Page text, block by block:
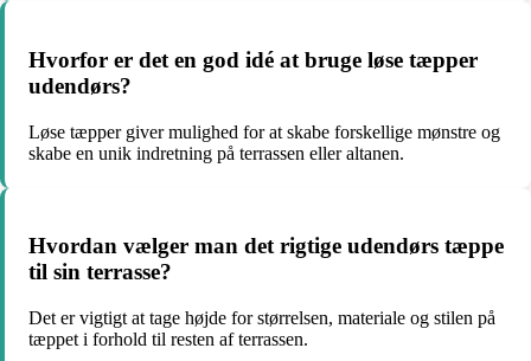
Hvorfor er det en god idé at bruge løse tæpper
udendørs?
Løse tæpper giver mulighed for at skabe forskellige mønstre og
skabe en unik indretning på terrassen eller altanen.
Hvordan vælger man det rigtige udendørs tæppe
til sin terrasse?
Det er vigtigt at tage højde for størrelsen, materiale og stilen på
tæppet i forhold til resten af terrassen.